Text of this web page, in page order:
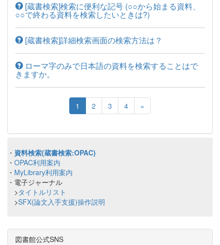
[蔵書検索]検索に便利な記号 (○○から始まる資料、
○○で終わる資料を検索したいときは?)
[蔵書検索]詳細検索画面の検索方法は？
ローマ字のみで日本語の資料を検索することはで
きますか。
1 2 3 4 »
・ 資料検索(蔵書検索:OPAC)
・ OPAC利用案内
・ MyLibrary利用案内
・電子ジャーナル
>タイトルリスト
>SFX(論文入手支援)操作説明
図書館公式SNS